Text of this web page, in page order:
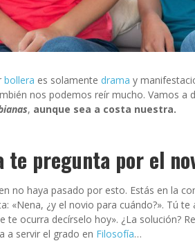
bollera es solamente drama y
nos podemos reír mucho. Vamos a
, aunque sea a costa nuestra.
te pregunta por el
no haya pasado por esto. Estás en la
«Nena, ¿y el novio para cuándo?». Tú
te ocurra decírselo hoy». ¿La solución?
a servir el grado en Filosofía…